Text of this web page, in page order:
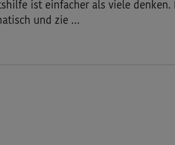
ist einfacher als viele
und zie …